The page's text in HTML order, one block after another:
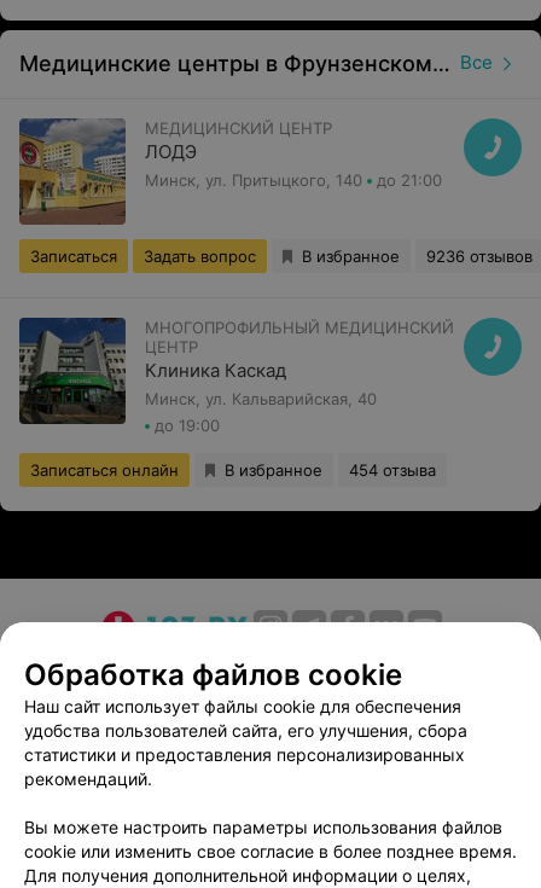
Медицинские центры в Фрунзенском районе в Минске Все
МЕДИЦИНСКИЙ ЦЕНТР
ЛОДЭ
Минск, ул. Притыцкого, 140 до 21:00
Записаться Задать вопрос В избранное 9236 отзывов
МНОГОПРОФИЛЬНЫЙ МЕДИЦИНСКИЙ
ЦЕНТР
Клиника Каскад
Минск, ул. Кальварийская, 40
до 19:00
Записаться онлайн В избранное 454 отзыва
О проекте Новости проекта
Размещение рекламы
Медицинский маркетинг
Публичный договор
Пользовательское соглашение
Способы оплаты
Вакансии
Партнеры
Написать в поддержку
Персональные настройки cookie
Обработка файлов cookie
Наш сайт использует файлы cookie для обеспечения
удобства пользователей сайта, его улучшения, сбора
статистики и предоставления персонализированных
рекомендаций.
Вы можете настроить параметры использования файлов
cookie или изменить свое согласие в более позднее время.
Для получения дополнительной информации о целях,